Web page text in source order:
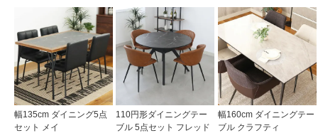
幅135cm ダイニング5点
セット メイ
110円形ダイニングテー
ブル 5点セット フレッド
幅160cm ダイニングテー
ブル クラフティ